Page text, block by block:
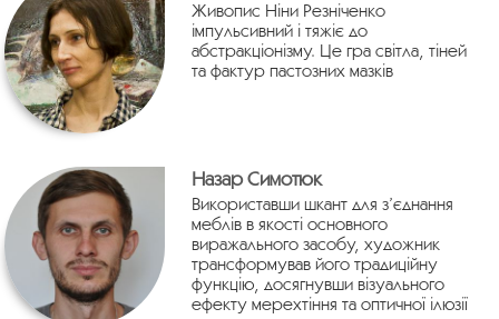
Живопис Ніни Резніченко
імпульсивний і тяжіє до
абстракціонізму. Це гра світла, тіней
та фактур пастозних мазків
Назар Симотюк
Використавши шкант для з’єднання
меблів в якості основного
виражального засобу, художник
трансформував його традиційну
функцію, досягнувши візуального
ефекту мерехтіння та оптичної ілюзії